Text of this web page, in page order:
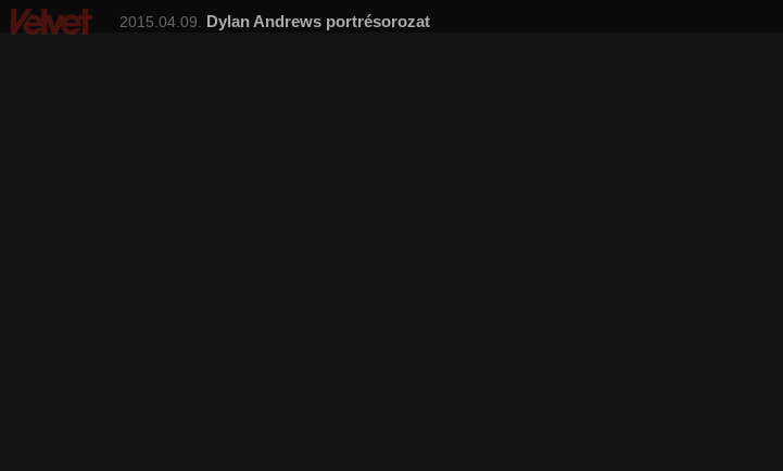
Dylan Andrews portrésorozat
2015.04.09.